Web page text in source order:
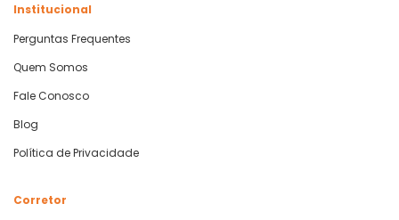
Institucional
Perguntas Frequentes
Quem Somos
Fale Conosco
Blog
Política de Privacidade
Corretor